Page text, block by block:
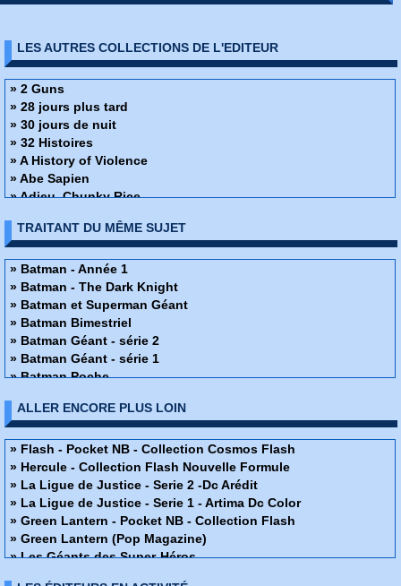
LES AUTRES COLLECTIONS DE L'EDITEUR
» 2 Guns
» 28 jours plus tard
» 30 jours de nuit
» 32 Histoires
» A History of Violence
» Abe Sapien
» Adieu, Chunky Rice
» Alex + Ada
» Ange ou Démon
» Apprendre à dessiner des super-héros
» Arrowsmith
» Assistante & Exécutrice
» Astronauts in trouble
» Athena
» Attoneen
» Au cœur de la tempête
» Avatar - Aux frontières de pandora
» Avatar - Le champ céleste
» Avatar - Le destin de Tsu Tey
» Avatar - S'adapter ou mourir
» Bad Ass
» Bad Blood
» Barnstormers
» Batman - Année 1
Batman - Rire et mourir
TRAITANT DU MÊME SUJET
» Batman - Année 1
» Batman - The Dark Knight
» Batman et Superman Géant
» Batman Bimestriel
» Batman Géant - série 2
» Batman Géant - série 1
» Batman Poche
» Batman - Le justicier
» Batman - Dark Knight
» Batman
Batman - Rire et mourir
» Batman - The Dark Knight
» Batman Legend
» Batman Hors Collections
» Batman Hors Série 2
» Batman Hors Série 1
ALLER ENCORE PLUS LOIN
» Flash - Pocket NB - Collection Cosmos Flash
» Hercule - Collection Flash Nouvelle Formule
» La Ligue de Justice - Serie 2 -Dc Arédit
» La Ligue de Justice - Serie 1 - Artima Dc Color
» Green Lantern - Pocket NB - Collection Flash
» Green Lantern (Pop Magazine)
» Les Géants des Super-Héros